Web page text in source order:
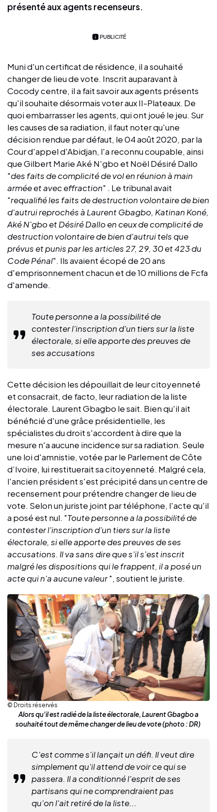
présenté aux agents recenseurs.
PUBLICITÉ
Muni d'un certificat de résidence, il a souhaité
changer de lieu de vote. Inscrit auparavant à
Cocody centre, il a fait savoir aux agents présents
qu'il souhaite désormais voter aux II-Plateaux. De
quoi embarrasser les agents, qui ont joué le jeu. Sur
les causes de sa radiation, il faut noter qu'une
décision rendue par défaut, le 04 août 2020, par la
Cour d'appel d'Abidjan, l'a reconnu coupable, ainsi
que Gilbert Marie Aké N'gbo et Noël Désiré Dallo
"des faits de complicité de vol en réunion à main
armée et avec effraction" . Le tribunal avait
"requalifié les faits de destruction volontaire de bien
d'autrui reprochés à Laurent Gbagbo, Katinan Koné,
Aké N'gbo et Désiré Dallo en ceux de complicité de
destruction volontaire de bien d'autrui tels que
prévus et punis par les articles 27, 29, 30 et 423 du
Code Pénal". Ils avaient écopé de 20 ans
d'emprisonnement chacun et de 10 millions de Fcfa
d'amende.
Toute personne a la possibilité de
contester l'inscription d'un tiers sur la liste
électorale, si elle apporte des preuves de
ses accusations
Cette décision les dépouillait de leur citoyenneté
et consacrait, de facto, leur radiation de la liste
électorale. Laurent Gbagbo le sait. Bien qu'il ait
bénéficié d'une grâce présidentielle, les
spécialistes du droit s'accordent à dire que la
mesure n'a aucune incidence sur sa radiation. Seule
une loi d'amnistie, votée par le Parlement de Côte
d’Ivoire, lui restituerait sa citoyenneté. Malgré cela,
l'ancien président s'est précipité dans un centre de
recensement pour prétendre changer de lieu de
vote. Selon un juriste joint par téléphone, l'acte qu'il
a posé est nul. "Toute personne a la possibilité de
contester l'inscription d'un tiers sur la liste
électorale, si elle apporte des preuves de ses
accusations. Il va sans dire que s'il s'est inscrit
malgré les dispositions qui le frappent, il a posé un
acte qui n'a aucune valeur", soutient le juriste.
© Droits réservés
Alors qu'il est radié de la liste électorale, Laurent Gbagbo a
souhaité tout de même changer de lieu de vote (photo : DR)
C'est comme s'il lançait un défi. Il veut dire
simplement qu'il attend de voir ce qui se
passera. Il a conditionné l'esprit de ses
partisans qui ne comprendraient pas
qu'on l'ait retiré de la liste...